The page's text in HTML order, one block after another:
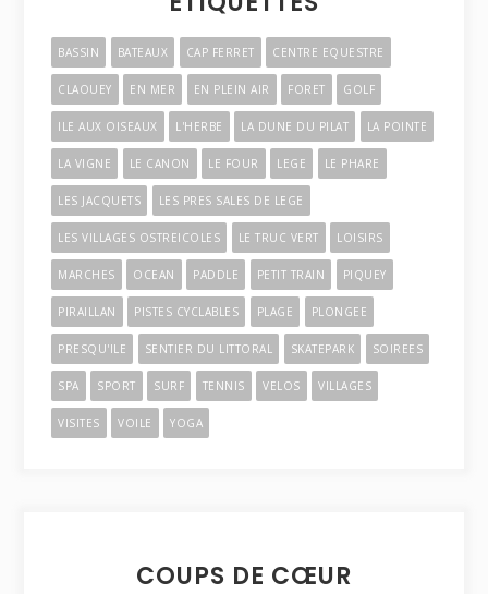
BASSIN BATEAUX CAP FERRET CENTRE EQUESTRE
CLAOUEY EN MER EN PLEIN AIR FORET GOLF
ILE AUX OISEAUX L'HERBE LA DUNE DU PILAT LA POINTE
LA VIGNE LE CANON LE FOUR LEGE LE PHARE
LES JACQUETS LES PRES SALES DE LEGE
LES VILLAGES OSTREICOLES LE TRUC VERT LOISIRS
MARCHES OCEAN PADDLE PETIT TRAIN PIQUEY
PIRAILLAN PISTES CYCLABLES PLAGE PLONGEE
PRESQU'ILE SENTIER DU LITTORAL SKATEPARK SOIREES
SPA SPORT SURF TENNIS VELOS VILLAGES
VISITES VOILE YOGA
COUPS DE CŒUR